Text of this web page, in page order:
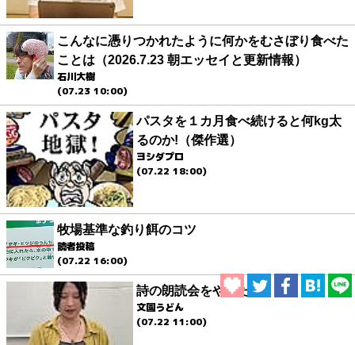
こんなに憑りつかれたように何かをむさぼり食べた
ことは（2026.7.23 朝エッセイと更新情報）
石川大樹
(07.23 10:00)
パスタを１カ月食べ続けると何kg太
るのか!（傑作選）
ヨシダプロ
(07.22 18:00)
牧場基準な釣り餌のコツ
読者投稿
(07.22 16:00)
詩の朗読会をやりたい
文園うどん
(07.22 11:00)